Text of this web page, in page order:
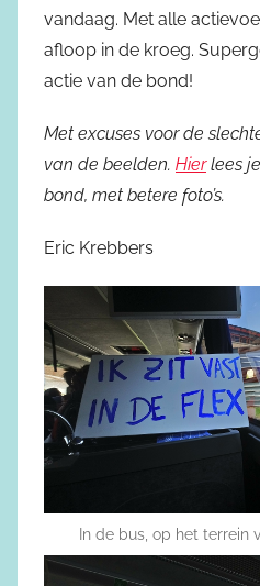
vandaag. Met alle
afloop in de kroeg.
actie van de bond!
Met excuses voor de
van de beelden. Hierlees
bond, met betere foto’s.
Eric Krebbers
In de bus, op het terrein